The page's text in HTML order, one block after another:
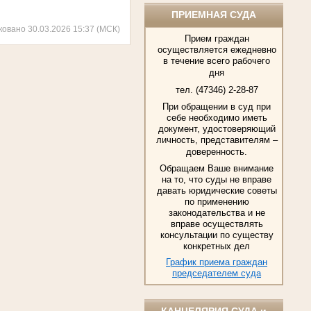
ПРИЕМНАЯ СУДА
Прием граждан
осуществляется ежедневно
в течение всего рабочего
дня
тел. (47346) 2-28-87
При обращении в суд при
себе необходимо иметь
документ, удостоверяющий
личность, представителям –
доверенность.
Обращаем Ваше внимание
на то, что суды не вправе
давать юридические советы
по применению
законодательства и не
вправе осуществлять
консультации по существу
конкретных дел
График приема граждан
председателем суда
30.03.2026 15:37 (МСК)